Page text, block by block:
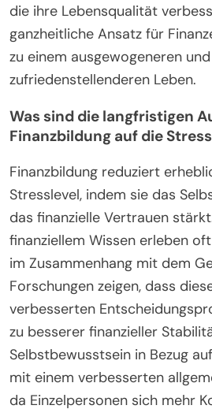
die ihre Lebensqualität
ganzheitliche Ansatz für
zu einem ausgewogeneren und
zufriedenstellenderen Leben.
Was sind die langfristigen
Finanzbildung auf die
Finanzbildung reduziert
Stresslevel, indem sie das
das finanzielle Vertrauen
finanziellem Wissen erleben
im Zusammenhang mit dem
Forschungen zeigen, dass
verbesserten
zu besserer finanzieller
Selbstbewusstsein in Bezug
mit einem verbesserten
da Einzelpersonen sich mehr